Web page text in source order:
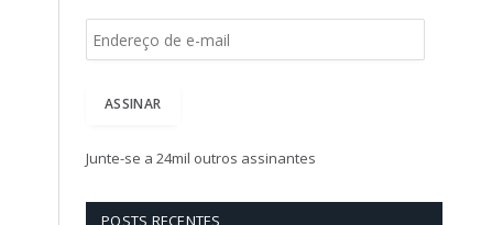
ç
o
ASSINAR
Junte-se a 24mil outros assinantes
POSTS RECENTES